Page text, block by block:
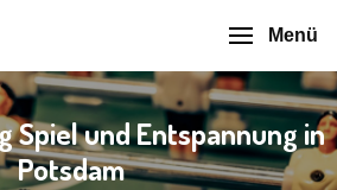
Menü
Spiel und Entspannung in
Potsdam